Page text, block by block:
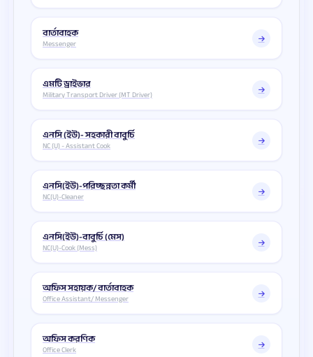
বার্তাবাহক
Messenger
এমটি ড্রাইভার
Military Transport Driver (MT Driver)
এনসি (ইউ)- সহকারী বাবুর্চি
NC (U) - Assistant Cook
এনসি(ইউ)-পরিচ্ছন্নতা কর্মী
NC(U)-Cleaner
এনসি(ইউ)-বাবুর্চি (মেস)
NC(U)-Cook (Mess)
অফিস সহায়ক/ বার্তাবাহক
Office Assistant/ Messenger
অফিস করণিক
Office Clerk